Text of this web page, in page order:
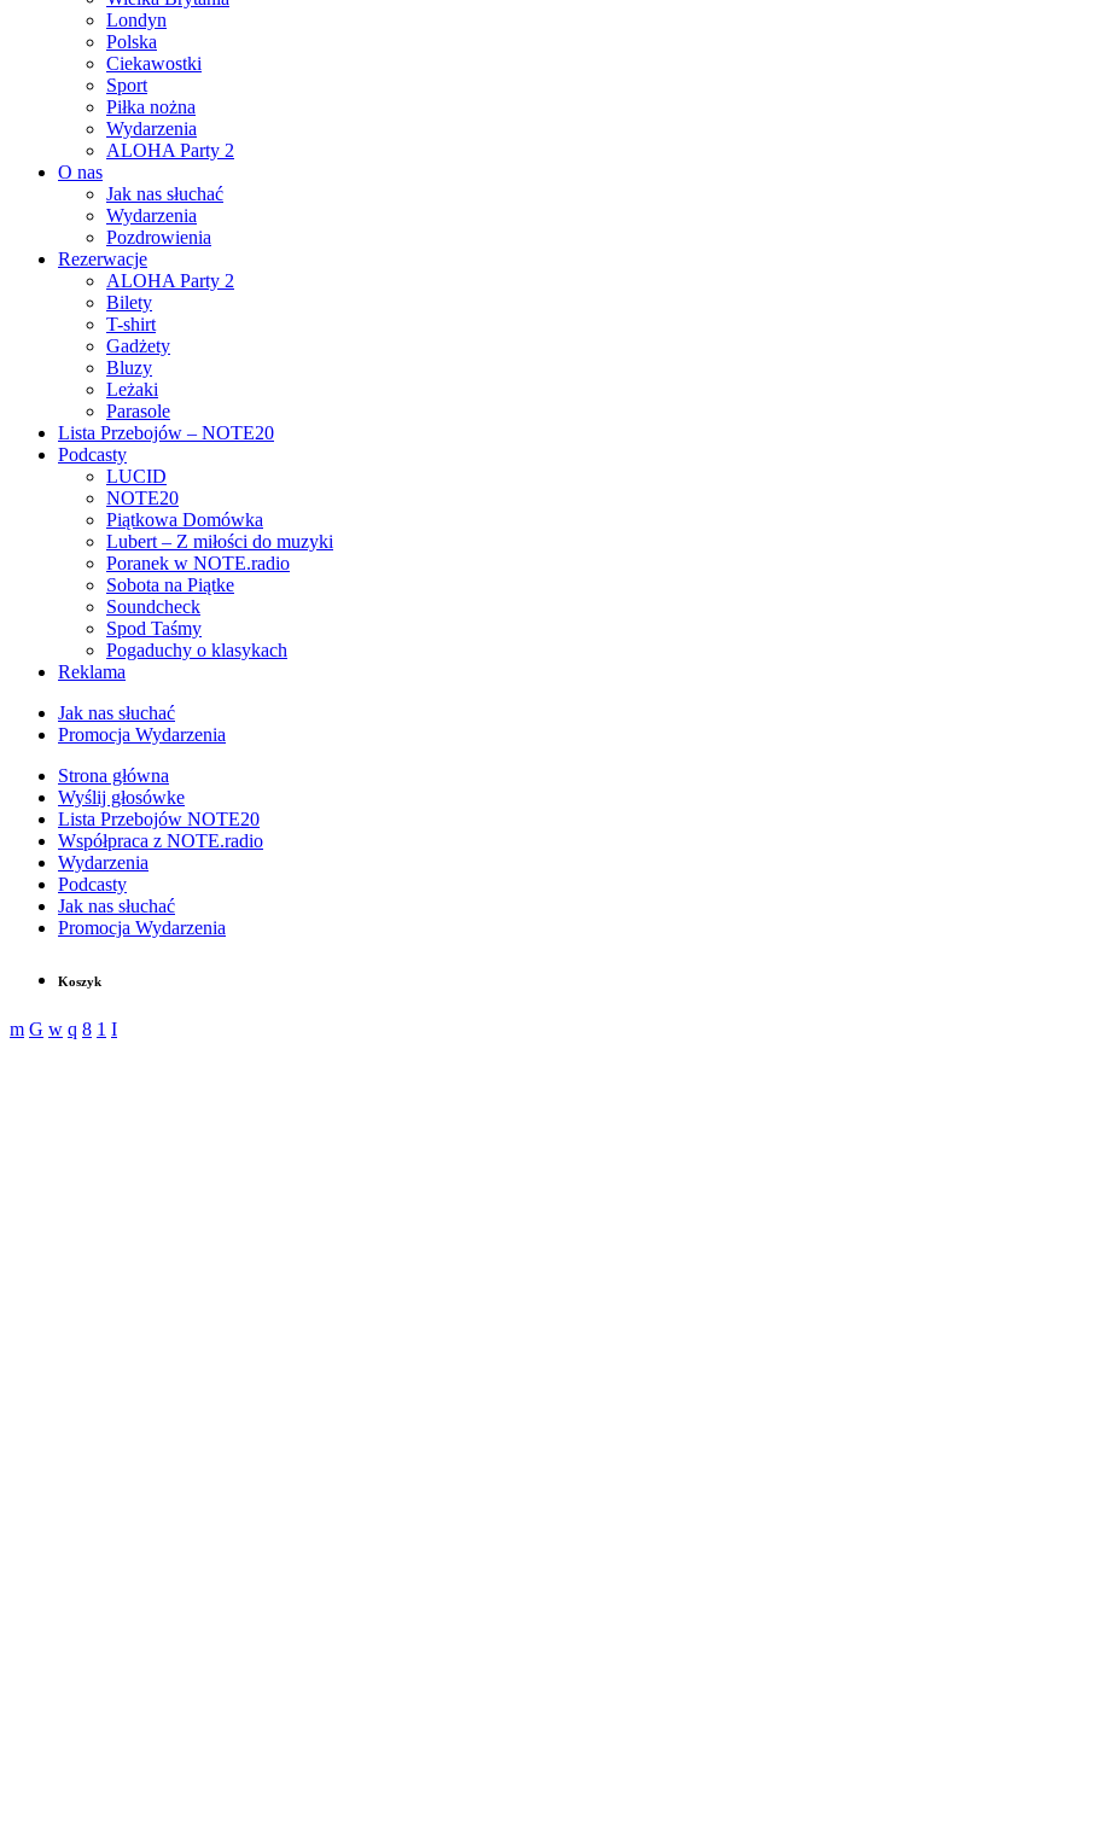
Londyn
Polska
Ciekawostki
Sport
Piłka nożna
Wydarzenia
ALOHA Party 2
O nas
Jak nas słuchać
Wydarzenia
Pozdrowienia
Rezerwacje
ALOHA Party 2
Bilety
T-shirt
Gadżety
Bluzy
Leżaki
Parasole
Lista Przebojów – NOTE20
Podcasty
LUCID
NOTE20
Piątkowa Domówka
Lubert – Z miłości do muzyki
Poranek w NOTE.radio
Sobota na Piątke
Soundcheck
Spod Taśmy
Pogaduchy o klasykach
Reklama
Jak nas słuchać
Promocja Wydarzenia
Strona główna
Wyślij głosówke
Lista Przebojów NOTE20
Współpraca z NOTE.radio
Wydarzenia
Podcasty
Jak nas słuchać
Promocja Wydarzenia
Koszyk